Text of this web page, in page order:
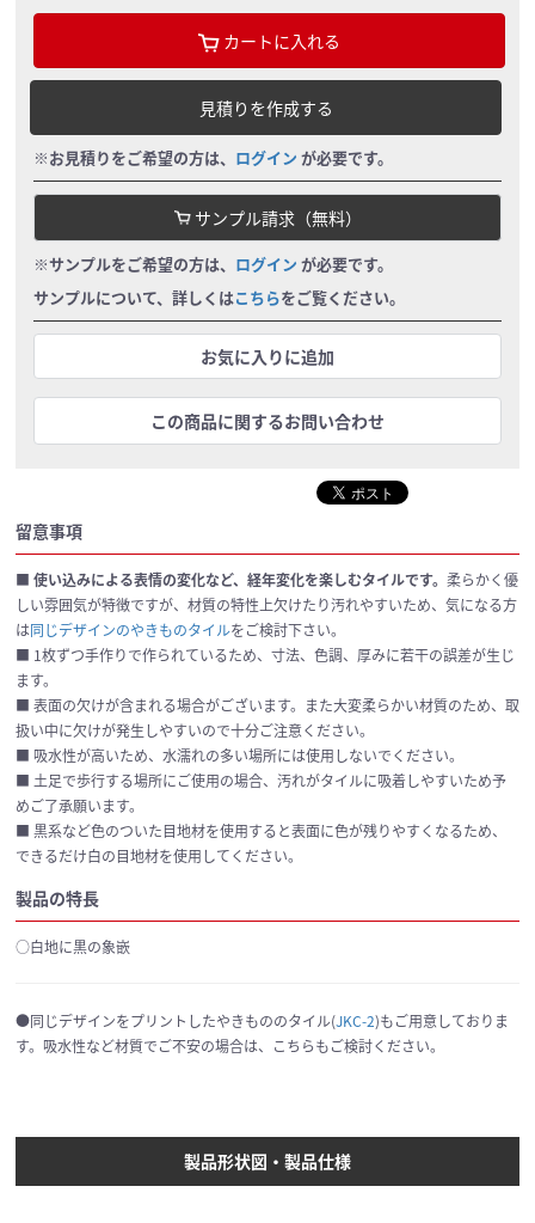
カートに入れる
見積りを作成する
※お見積りをご希望の方は、 ログイン が必要です。
サンプル請求（無料）
※サンプルをご希望の方は、 ログイン が必要です。
サンプルについて、詳しくはこちらをご覧ください。
お気に入りに追加
この商品に関するお問い合わせ
留意事項
■ 使い込みによる表情の変化など、経年変化を楽しむタイルです。 柔らかく優
しい雰囲気が特徴ですが、材質の特性上欠けたり汚れやすいため、気になる方
は同じデザインのやきものタイルをご検討下さい。
■ 1枚ずつ手作りで作られているため、寸法、色調、厚みに若干の誤差が生じ
ます。
■ 表面の欠けが含まれる場合がございます。また大変柔らかい材質のため、取
扱い中に欠けが発生しやすいので十分ご注意ください。
■ 吸水性が高いため、水濡れの多い場所には使用しないでください。
■ 土足で歩行する場所にご使用の場合、汚れがタイルに吸着しやすいため予
めご了承願います。
■ 黒系など色のついた目地材を使用すると表面に色が残りやすくなるため、
できるだけ白の目地材を使用してください。
製品の特長
○白地に黒の象嵌
●同じデザインをプリントしたやきもののタイル(JKC-2)もご用意しておりま
す。吸水性など材質でご不安の場合は、こちらもご検討ください。
製品形状図・製品仕様